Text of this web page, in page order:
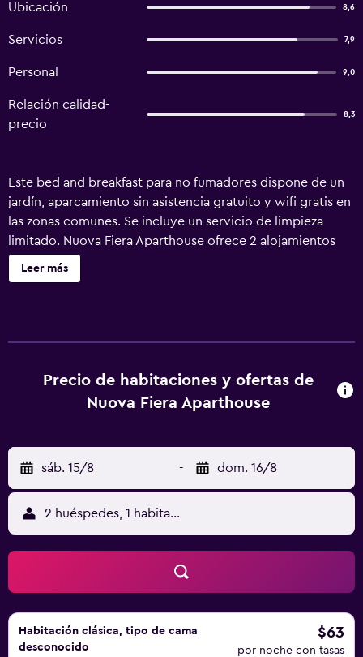
Ubicación 8,6
Servicios 7,9
Personal 9,0
Relación calidad-
precio
8,3
Este bed and breakfast para no fumadores dispone de un
jardín, aparcamiento sin asistencia gratuito y wifi gratis en
las zonas comunes. Se incluye un servicio de limpieza
limitado. Nuova Fiera Aparthouse ofrece 2 alojamientos
con minibar y botella de agua gratuita. Se ofrece una
televisión LCD en todas las habitaciones. Los baños están
forma limitada.
Leer más
Precio de habitaciones y ofertas de
Nuova Fiera Aparthouse
sáb. 15/8 - dom. 16/8
2 huéspedes, 1 habitación
Habitación clásica, tipo de cama
desconocido
$63
por noche con tasas